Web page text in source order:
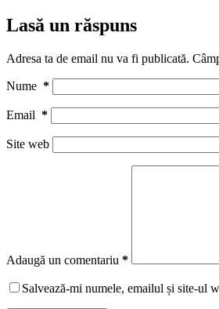
Lasă un răspuns
Adresa ta de email nu va fi publicată.
Nume *
Email *
Site web
Adaugă un comentariu *
Salvează-mi numele, emailul și site-ul